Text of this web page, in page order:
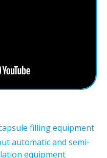
filling equipment
automatic and semi-
equipment